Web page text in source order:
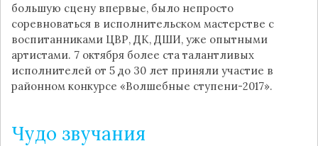
большую сцену впервые, было непросто
соревноваться в исполнительском мастерстве с
воспитанниками ЦВР, ДК, ДШИ, уже опытными
артистами. 7 октября более ста талантливых
исполнителей от 5 до 30 лет приняли участие в
районном конкурсе «Волшебные ступени-2017».
Чудо звучания